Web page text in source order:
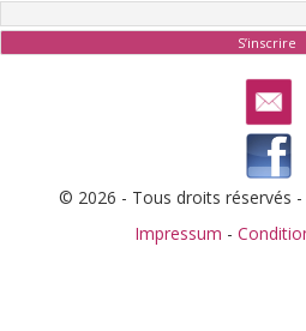
© 2026 - Tous droits réservés -
Impressum -